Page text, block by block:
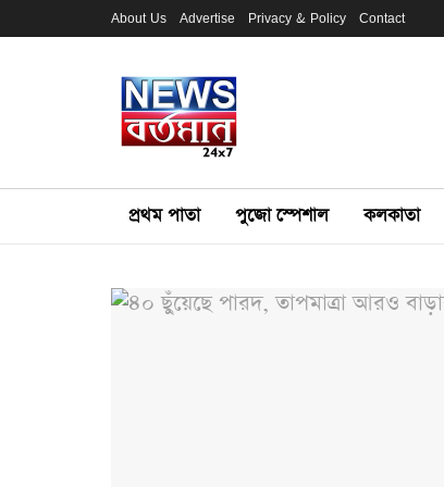
About Us Advertise Privacy & Policy Contact
প্রথম পাতা পুজো স্পেশাল কলকাতা